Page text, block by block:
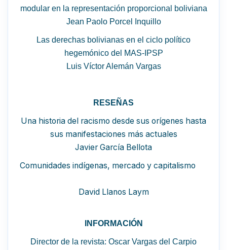
modular en la representación proporcional boliviana
Jean Paolo Porcel Inquillo
Las derechas bolivianas en el ciclo político
hegemónico del MAS-IPSP
Luis Víctor Alemán Vargas
RESEÑAS
Una historia del racismo desde sus orígenes hasta
sus manifestaciones más actuales
Javier García Bellota
Comunidades indígenas, mercado y capitalismo
David Llanos Laym
INFORMACIÓN
Director de la revista: Oscar Vargas del Carpio